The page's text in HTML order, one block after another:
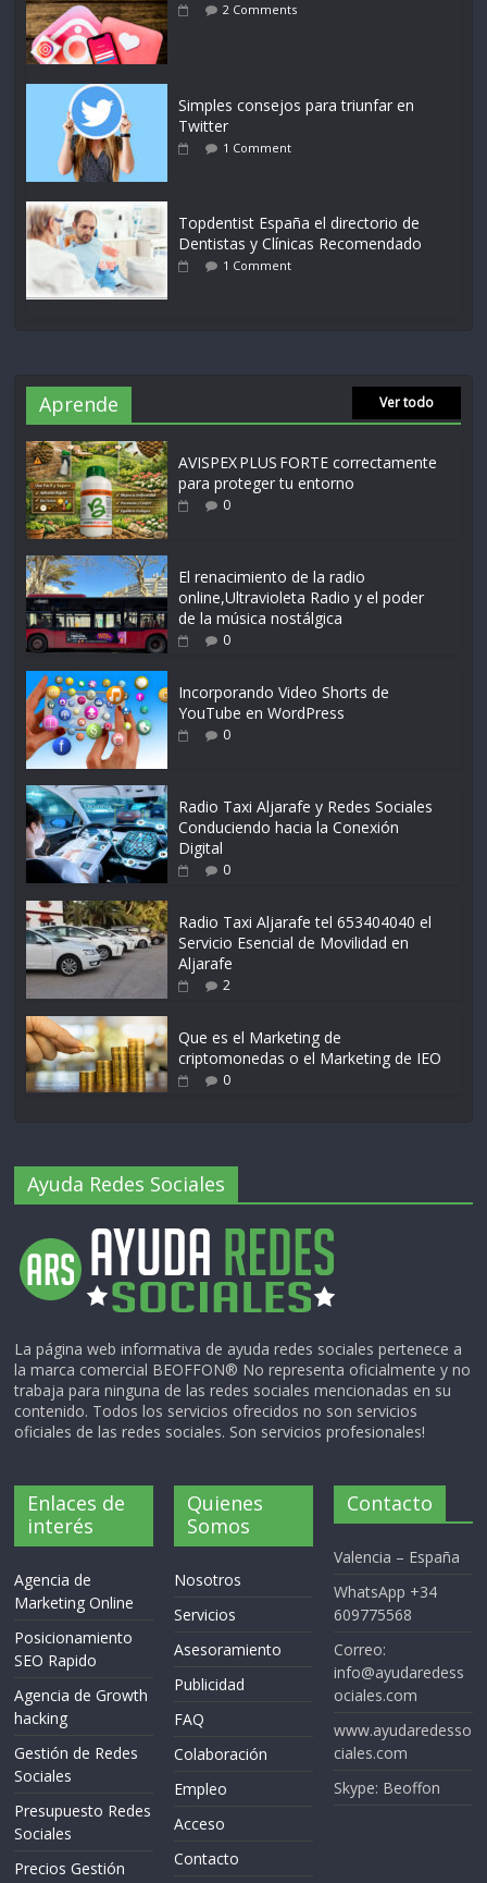
2 Comments
Simples consejos para triunfar en
Twitter
1 Comment
Topdentist España el directorio de
Dentistas y Clínicas Recomendado
1 Comment
Aprende Ver todo
AVISPEX PLUS FORTE correctamente
para proteger tu entorno
0
El renacimiento de la radio
online,Ultravioleta Radio y el poder
de la música nostálgica
0
Incorporando Video Shorts de
YouTube en WordPress
0
Radio Taxi Aljarafe y Redes Sociales
Conduciendo hacia la Conexión
Digital
0
Radio Taxi Aljarafe tel 653404040 el
Servicio Esencial de Movilidad en
Aljarafe
2
Que es el Marketing de
criptomonedas o el Marketing de IEO
0
Ayuda Redes Sociales
La página web informativa de ayuda redes sociales pertenece a
la marca comercial BEOFFON® No representa oficialmente y no
trabaja para ninguna de las redes sociales mencionadas en su
contenido. Todos los servicios ofrecidos no son servicios
oficiales de las redes sociales. Son servicios profesionales!
Enlaces de
interés
Agencia de
Marketing Online
Posicionamiento
SEO Rapido
Agencia de Growth
hacking
Gestión de Redes
Sociales
Presupuesto Redes
Sociales
Precios Gestión
Quienes
Somos
Nosotros
Servicios
Asesoramiento
Publicidad
FAQ
Colaboración
Empleo
Acceso
Contacto
Contacto
Valencia – España
WhatsApp +34
609775568
Correo:
info@ayudaredess
ociales.com
www.ayudaredesso
ciales.com
Skype: Beoffon